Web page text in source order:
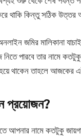
থাকি কিন্তু সঠিক উত্তর
জমির মালিকানা
নিতে পারবে তার নামে
থাকেন তাহলে আজকের
আপনার নামে কতটুকু